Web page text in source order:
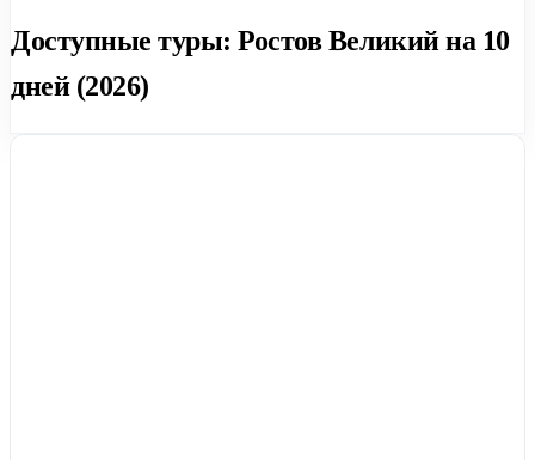
Доступные туры: Ростов Великий на 10
дней (2026)